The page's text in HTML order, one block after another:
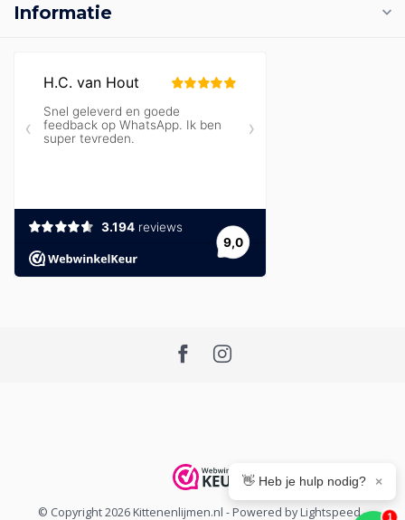
Informatie
© Copyright 2026 Kittenenlijmen.nl - Powered byLightspeed-
👋 Heb je hulp nodig? ×
1